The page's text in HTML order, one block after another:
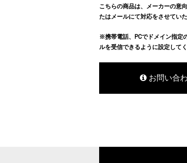
こちらの商品は、メーカーの意
たはメールにて対応をさせてい
※携帯電話、PCでドメイン指
ルを受信できるように設定してく
お問い合